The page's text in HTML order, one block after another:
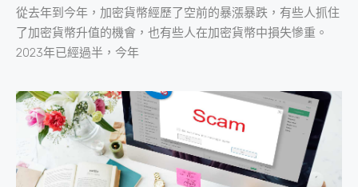
從去年到今年，加密貨幣經歷了空前的暴漲暴跌，有些人抓住
了加密貨幣升值的機會，也有些人在加密貨幣中損失慘重。
2023年已經過半，今年